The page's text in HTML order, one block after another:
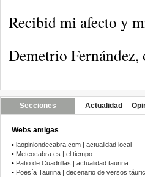
Recibid mi afecto y
Demetrio
Secciones Actualidad
Webs amigas
• laopiniondecabra.com | actualidad local
• Meteocabra.es | el tiempo
• Patio de Cuadrillas | actualidad taurina
• Poesía Taurina | decenario de versos